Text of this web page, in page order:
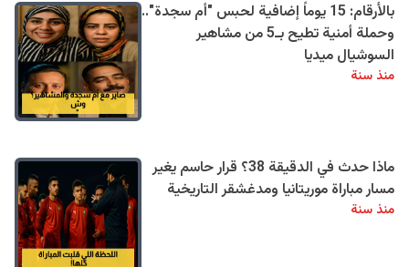
بالأرقام: 15 يوماً إضافية لحبس "أم سجدة"..
وحملة أمنية تطيح بـ5 من مشاهير
السوشيال ميديا
منذ سنة
ماذا حدث في الدقيقة 38؟ قرار حاسم يغير
مسار مباراة موريتانيا ومدغشقر التاريخية
منذ سنة